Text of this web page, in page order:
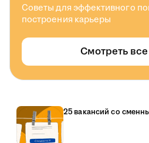
Советы для эффективного
построения карьеры
Смотреть все
25 вакансий со